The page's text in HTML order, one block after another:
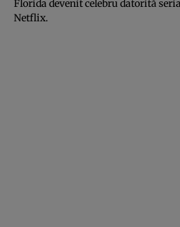
Florida devenit celebru datorită
Netflix.